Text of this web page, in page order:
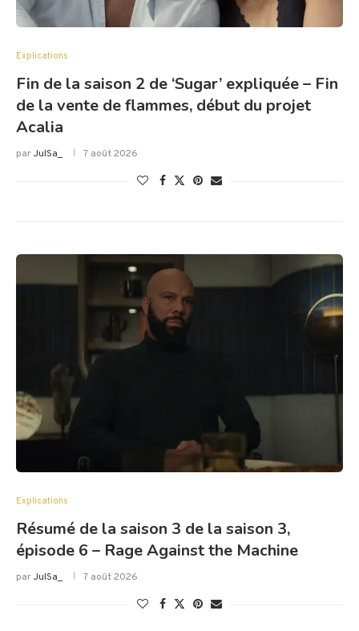
Explications
Fin de la saison 2 de ‘Sugar’ expliquée – Fin
de la vente de flammes, début du projet
Acalia
parJulSa_ 7 août 2026
Explications
Résumé de la saison 3 de la saison 3,
épisode 6 – Rage Against the Machine
parJulSa_ 7 août 2026